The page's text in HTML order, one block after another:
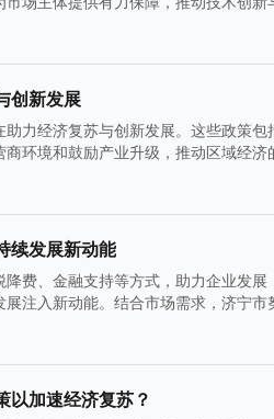
创新发展
力经济复苏与创新发展。这些政策
环境和鼓励产业升级，推动区域经
续发展新动能
费、金融支持等方式，助力企业发
注入新动能。结合市场需求，济宁市
以加速经济复苏？